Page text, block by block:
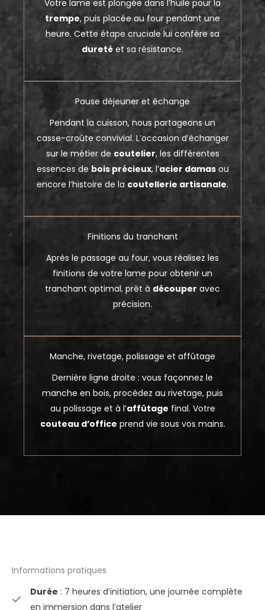
Votre lame est plongée dans l’huile pour la
trempe, puis placée au four pendant une
heure. Cette étape cruciale lui confère sa
dureté et sa résistance.
Pause déjeuner et échange
Pendant la cuisson, nous partageons un
casse-croûte convivial. L’occasion d’échanger
sur le métier de coutelier, les différentes
essences de bois précieux, l’acier damasou
encore l’histoire de la coutellerie artisanale.
Finitions du tranchant
Après le passage au four, vous réalisez les
finitions de votre lame pour obtenir un
tranchant optimal, prêt à découper avec
précision.
Manche, rivetage, polissage et affûtage
Dernière ligne droite : vous façonnez le
manche en bois, procédez au rivetage, puis
au polissage et à l’affûtage final. Votre
couteau d’office prend vie sous vos mains.
Informations pratiques
Durée : 7 heures d’initiation, une journée complète
en immersion dans l’atelier